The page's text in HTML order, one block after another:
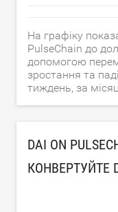
На графіку
PulseChain до
допомогою
зростання та
тиждень, за
DAI ON
КОНВЕРТУЙТЕ